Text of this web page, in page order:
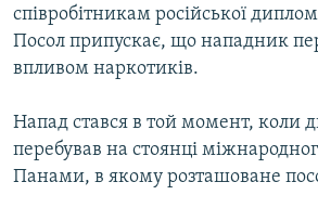
співробітникам російської
Посол припускає, що нападник
впливом наркотиків.
Напад стався в той момент, коли
перебував на стоянці
Панами, в якому розташоване